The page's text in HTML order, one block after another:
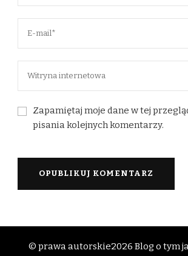
Zapamiętaj moje dane w tej
pisania kolejnych komentarzy.
© prawa autorskie2026 Blog o tym